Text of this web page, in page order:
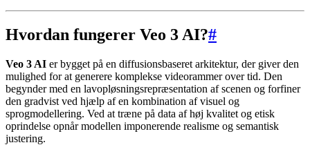
Hvordan fungerer Veo 3 AI?#
Veo 3 AI er bygget på en diffusionsbaseret arkitektur, der giver den
mulighed for at generere komplekse videorammer over tid. Den
begynder med en lavopløsningsrepræsentation af scenen og forfiner
den gradvist ved hjælp af en kombination af visuel og
sprogmodellering. Ved at træne på data af høj kvalitet og etisk
oprindelse opnår modellen imponerende realisme og semantisk
justering.